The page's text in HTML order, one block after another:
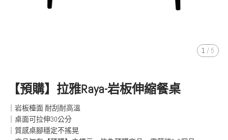
1 / 5
【預購】拉雅Raya-岩板伸縮餐桌
｜岩板檯面 耐刮耐高溫
｜桌面可拉伸30公分
｜質感桌腳穩定不搖晃